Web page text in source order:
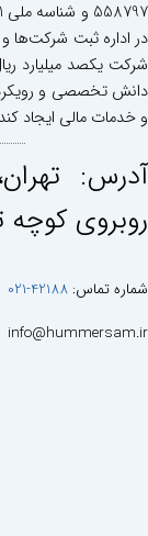
در اداره ثبت شرکت‌ها
شرکت یکصد میلیارد
دانش تخصصی و رویکرد
و خدمات مالی ایجاد
آدرس:
روبروی كوچه
شماره تماس: 42188-021
info@hummersam.ir